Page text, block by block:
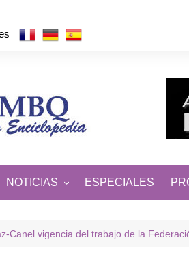
NOTICIAS
DE CUBA Y EL MUNDO
ESPECIALES
Canel vigencia del trabajo de la